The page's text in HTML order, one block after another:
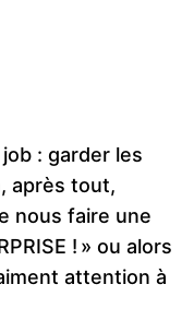
: garder les
après tout,
nous faire une
! » ou alors
attention à